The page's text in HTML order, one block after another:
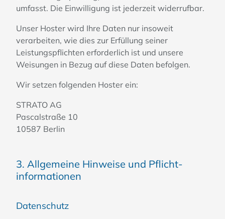
umfasst. Die Einwilligung ist jederzeit widerrufbar.
Unser Hoster wird Ihre Daten nur insoweit
verarbeiten, wie dies zur Erfüllung seiner
Leistungspflichten erforderlich ist und unsere
Weisungen in Bezug auf diese Daten befolgen.
Wir setzen folgenden Hoster ein:
STRATO AG
Pascalstraße 10
10587 Berlin
3. Allgemeine Hinweise und Pflicht­
informationen
Datenschutz